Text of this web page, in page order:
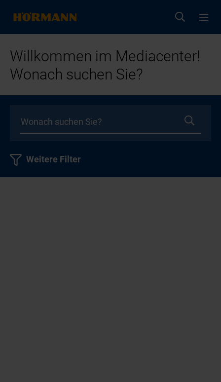
Willkommen im Mediacenter!
Wonach suchen Sie?
Weitere Filter